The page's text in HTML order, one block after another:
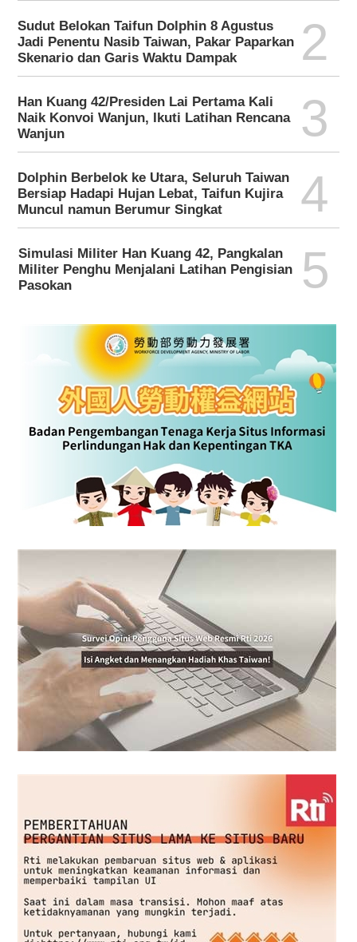
Sudut Belokan Taifun Dolphin 8 Agustus
Jadi Penentu Nasib Taiwan, Pakar Paparkan
Skenario dan Garis Waktu Dampak
2
Han Kuang 42/Presiden Lai Pertama Kali
Naik Konvoi Wanjun, Ikuti Latihan Rencana
Wanjun
3
Dolphin Berbelok ke Utara, Seluruh Taiwan
Bersiap Hadapi Hujan Lebat, Taifun Kujira
Muncul namun Berumur Singkat
4
Simulasi Militer Han Kuang 42, Pangkalan
Militer Penghu Menjalani Latihan Pengisian
Pasokan
5